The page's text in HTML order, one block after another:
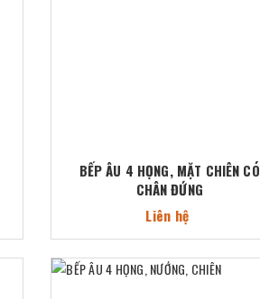
BẾP ÂU 4 HỌNG, MẶT CHIÊN CÓ
CHÂN ĐỨNG
Liên hệ